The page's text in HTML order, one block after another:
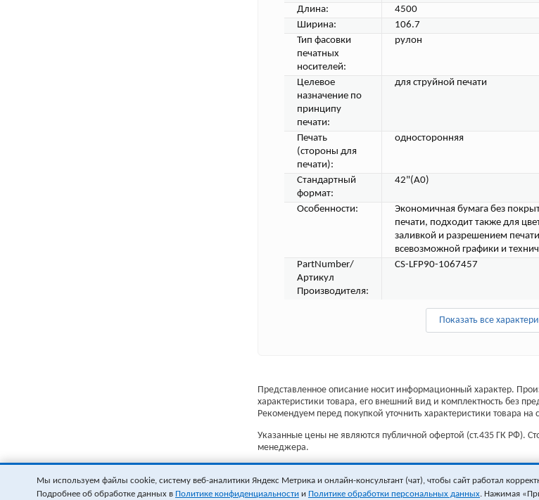
Длина:
4500
Ширина:
106.7
Тип фасовки
печатных
носителей:
рулон
Целевое
назначение по
принципу
печати:
для струйной печати
Печать
(стороны для
печати):
односторонняя
Стандартный
формат:
42"(A0)
Особенности:
Экономичная бумага без
печати, подходит также для
заливкой и разрешением
всевозможной графики и
PartNumber/
Артикул
Производителя:
CS-LFP90-1067457
Показать все
Представленное описание носит информационный характер.
характеристики товара, его внешний вид и комплектность без
Рекомендуем перед покупкой уточнить характеристики товара на
Указанные цены не являются публичной офертой (ст.435 ГК РФ).
менеджера.
Мы используем файлы cookie, систему веб-аналитики Яндекс Метрика и онлайн-консультант (чат), чтобы сайт работал
Подробнее об обработке данных в Политике конфиденциальности и Политике обработки персональных данных . Нажимая